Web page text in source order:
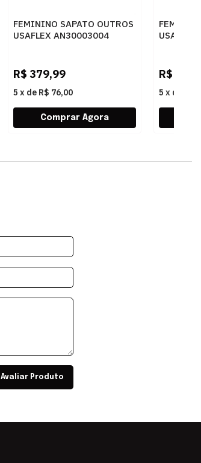
FEMININO SAPATO OUTROS
USAFLEX AN30003004
R$ 379,99
5 x de R$ 76,00
R$
5 x de
Avaliar Produto